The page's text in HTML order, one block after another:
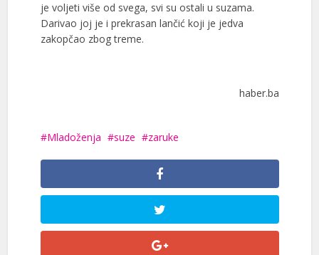
je voljeti više od svega, svi su ostali u suzama.
Darivao joj je i prekrasan lančić koji je jedva
zakopčao zbog treme.
haber.ba
Mladoženja suze zaruke